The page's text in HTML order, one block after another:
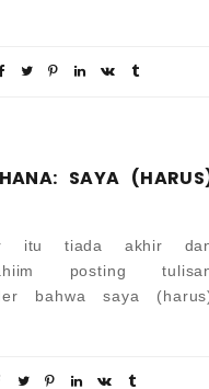
SAYA
itu tiada akhir
posting
bahwa saya